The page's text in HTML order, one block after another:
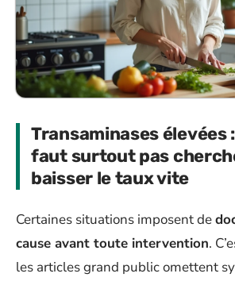
Transaminases élevées
faut surtout pas
baisser le taux vite
Certaines situations imposent de
cause avant toute intervention.
les articles grand public omettent